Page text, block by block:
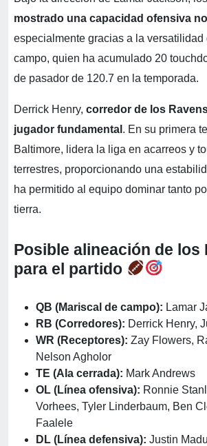
mostrado una capacidad ofensiva
especialmente gracias a la versatilidad
campo, quien ha acumulado 20
de pasador de 120.7 en la temporada.
Derrick Henry, corredor de los
jugador fundamental . En su primera
Baltimore, lidera la liga en acarreos y
terrestres, proporcionando una
ha permitido al equipo dominar tanto
tierra.
Posible alineación de los
para el partido
QB (Mariscal de campo): Lamar
RB (Corredores): Derrick Henry,
WR (Receptores): Zay Flowers,
Nelson Agholor
TE (Ala cerrada): Mark Andrews
OL (Línea ofensiva): Ronnie
Vorhees, Tyler Linderbaum, Ben
Faalele
DL (Línea defensiva): Justin